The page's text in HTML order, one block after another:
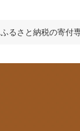
ふるさと納税の寄付